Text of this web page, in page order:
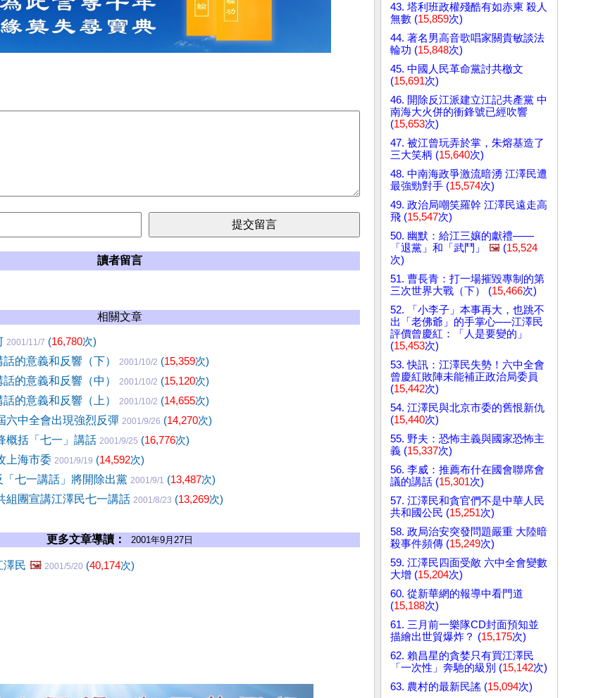
讀者留言
相關文章
2001/11/7 (16,780次)
的意義和反響（下）
2001/10/2 (15,359次)
的意義和反響（中）
2001/10/2 (15,120次)
的意義和反響（上）
2001/10/2 (14,655次)
六中全會出現強烈反彈 2001/9/26 (14,270次)
概括「七一」講話 2001/9/25 (16,776次)
上海市委 2001/9/19 (14,592次)
七一講話」將開除出黨 2001/9/1 (13,487次)
組團宣講江澤民七一講話 2001/8/23 (13,269次)
更多文章導讀： 2001年9月27日
澤民 🖼️ 2001/5/20 (40,174次)
43. 塔利班政權殘酷有如赤柬 殺人
無數 (15,859次)
44. 著名男高音歌唱家關貴敏談法
輪功 (15,848次)
45. 中國人民革命黨討共檄文
(15,691次)
46. 開除反江派建立江記共產黨 中
南海大火併的衝鋒號已經吹響
(15,653次)
47. 被江曾玩弄於掌，朱熔基造了
三大笑柄 (15,640次)
48. 中南海政爭激流暗湧 江澤民遭
最強勁對手 (15,574次)
49. 政治局嘲笑羅幹 江澤民遠走高
飛 (15,547次)
50. 幽默：給江三孃的獻禮——
「退黨」和「武鬥」
🖼️ (15,524
次)
51. 曹長青：打一場摧毀專制的第
三次世界大戰（下） (15,466次)
52. 「小李子」本事再大，也跳不
出「老佛爺」的手掌心──江澤民
評價曾慶紅：「人是要變的」
(15,453次)
53. 快訊：江澤民失勢！六中全會
曾慶紅敗陣未能補正政治局委員
(15,442次)
54. 江澤民與北京市委的舊恨新仇
(15,440次)
55. 野夫：恐怖主義與國家恐怖主
義 (15,337次)
56. 李威：推薦布什在國會聯席會
議的講話 (15,301次)
57. 江澤民和貪官們不是中華人民
共和國公民 (15,251次)
58. 政局治安突發問題嚴重 大陸暗
殺事件頻傳 (15,249次)
59. 江澤民四面受敵 六中全會變數
大增 (15,204次)
60. 從新華網的報導中看門道
(15,188次)
61. 三月前一樂隊CD封面預知並
描繪出世貿爆炸？ (15,175次)
62. 賴昌星的貪婪只有買江澤民
「一次性」奔馳的級別 (15,142次)
63. 農村的最新民謠 (15,094次)